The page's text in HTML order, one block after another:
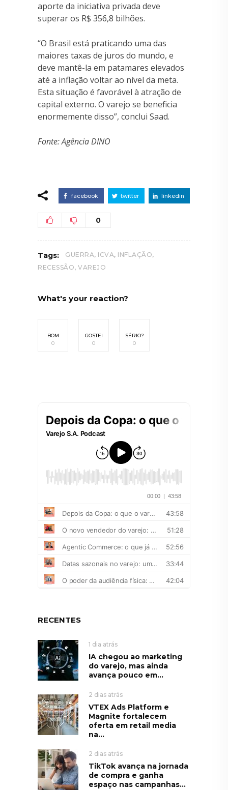
aporte da iniciativa privada deve
superar os R$ 356,8 bilhões.
“O Brasil está praticando uma das
maiores taxas de juros do mundo, e
deve mantê-la em patamares elevados
até a inflação voltar ao nível da meta.
Esta situação é favorável à atração de
capital externo. O varejo se beneficia
enormemente disso”, conclui Saad.
Fonte: Agência DINO
facebook twitter linkedin
0
Tags: GUERRA, ICVA, INFLAÇÃO,
RECESSÃO, VAREJO
What's your reaction?
BOM
0
GOSTEI
0
SÉRIO?
0
RECENTES
1 dia atrás
IA chegou ao marketing
do varejo, mas ainda
avança pouco em...
2 dias atrás
VTEX Ads Platform e
Magnite fortalecem
oferta em retail media
na...
2 dias atrás
TikTok avança na jornada
de compra e ganha
espaço nas campanhas...